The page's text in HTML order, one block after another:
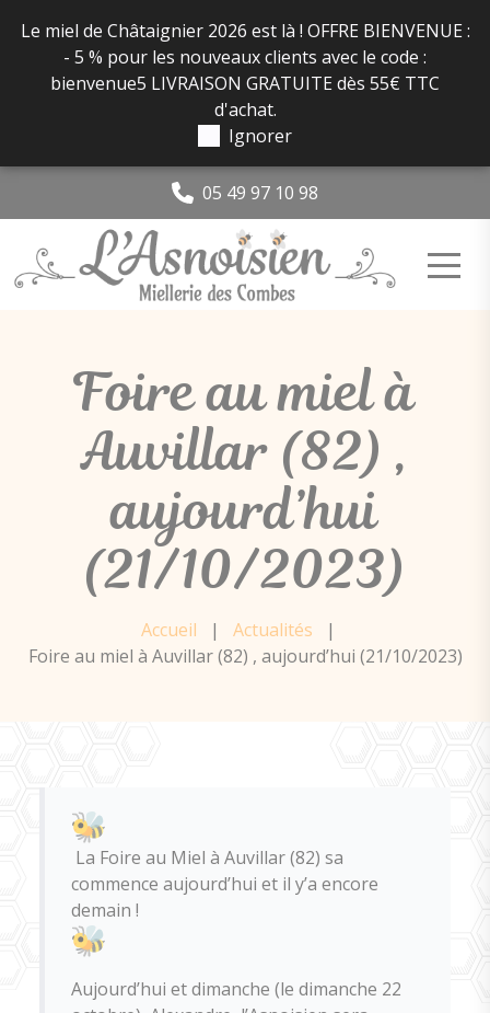
Le miel de Châtaignier 2026 est là ! OFFRE BIENVENUE :
- 5 % pour les nouveaux clients avec le code :
bienvenue5 LIVRAISON GRATUITE dès 55€ TTC
d'achat.
Ignorer
05 49 97 10 98
Foire au miel à
Auvillar (82) ,
aujourd’hui
(21/10/2023)
Accueil | Actualités
|
Foire au miel à Auvillar (82) , aujourd’hui (21/10/2023)
La Foire au Miel à Auvillar (82) sa
commence aujourd’hui et il y’a encore
demain !
Aujourd’hui et dimanche (le dimanche 22